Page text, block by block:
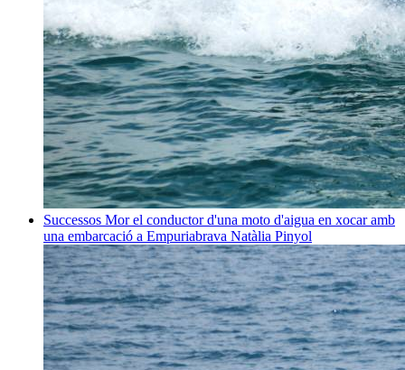
Successos Mor el conductor d'una moto d'aigua en xocar amb
una embarcació a Empuriabrava Natàlia Pinyol